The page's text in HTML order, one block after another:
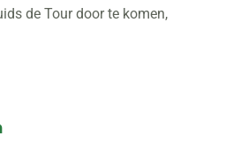
de Tour door te komen,